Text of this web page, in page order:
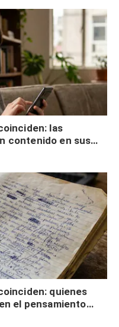
las
contenido en sus
validación
quienes
el pensamiento